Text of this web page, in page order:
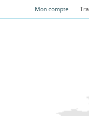
to
Mon compte